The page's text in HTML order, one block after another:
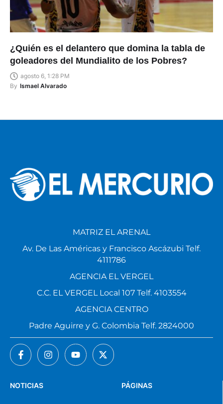
¿Quién es el delantero que domina la tabla de
goleadores del Mundialito de los Pobres?
agosto 6, 1:28 PM
By Ismael Alvarado
PÁGINAS
NOTICIAS
MATRIZ EL ARENAL
Av. De Las Américas y Francisco Ascázubi Telf.
4111786
AGENCIA EL VERGEL
C.C. EL VERGEL Local 107 Telf. 4103554
AGENCIA CENTRO
Padre Aguirre y G. Colombia Telf. 2824000